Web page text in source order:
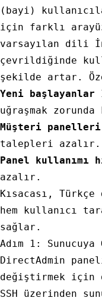
(bayi)
için farklı
varsayılan dili
çevrildiğinde
şekilde artar.
Yeni başlayanlar
uğraşmak zorunda
Müşteri panelleri
talepleri azalır.
Panel kullanımı
azalır.
Kısacası,
hem kullanıcı
sağlar.
Adım 1:
DirectAdmin
değiştirmek için
SSH üzerinden